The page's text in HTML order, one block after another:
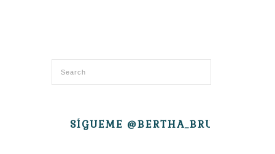
SÍGUEME @BERTHA_BRUJITA